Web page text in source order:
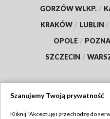
GORZÓW WLKP. /
KRAKÓW / LUBLIN /
OPOLE /
SZCZECIN /
Szanujemy Twoją prywatność
Kliknij "Akceptuję i przechodzę do